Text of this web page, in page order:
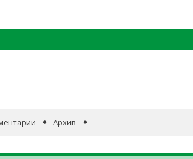
Архив